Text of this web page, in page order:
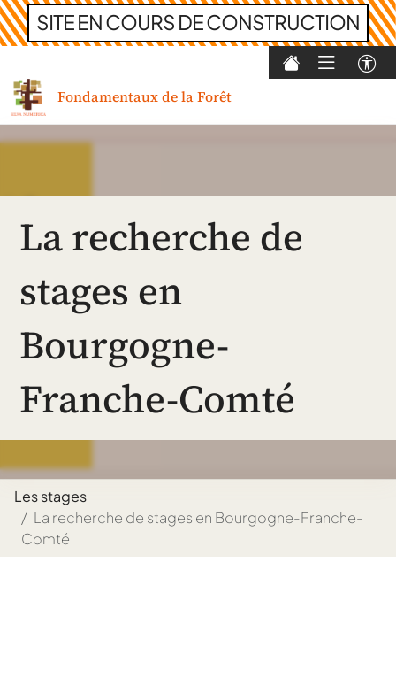
SITE EN COURS DE CONSTRUCTION
to
contentFondamentaux de la Forêt
La recherche de
stages en
Bourgogne-
Franche-Comté
Les stages
La recherche de stages en Bourgogne-Franche-
Comté